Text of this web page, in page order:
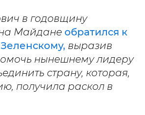
в годовщину
Майдане обратился к
выразив
нынешнему лидеру
страну, которая,
получила раскол в